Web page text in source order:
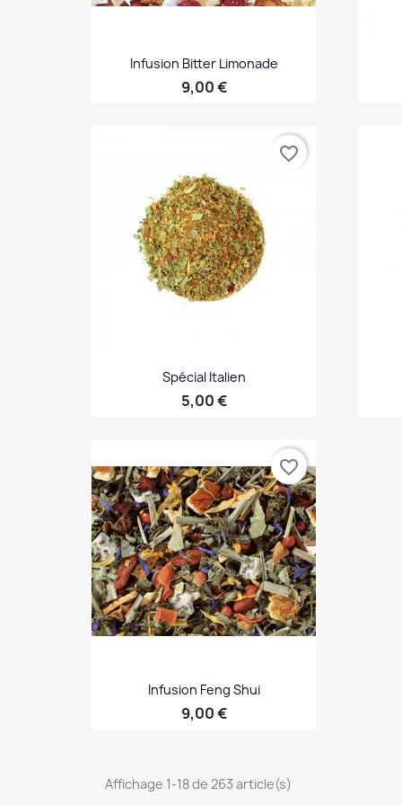
Infusion Bitter Limonade
Prix
9,00 €
Spécial Italien
Prix
5,00 €
favorite_border
Infusion Feng Shui
Prix
9,00 €
favorite_border
Affichage 1-18 de 263 article(s)